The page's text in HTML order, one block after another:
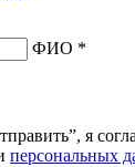
ФИО *
я
персональных